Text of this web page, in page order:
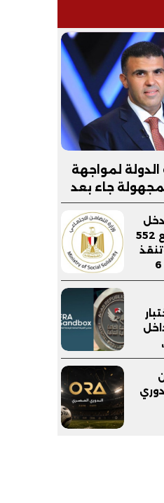
لمواجهة
جاء بعد
السريع تتعامل مع 552
كبارًا بلا مأوى في 6